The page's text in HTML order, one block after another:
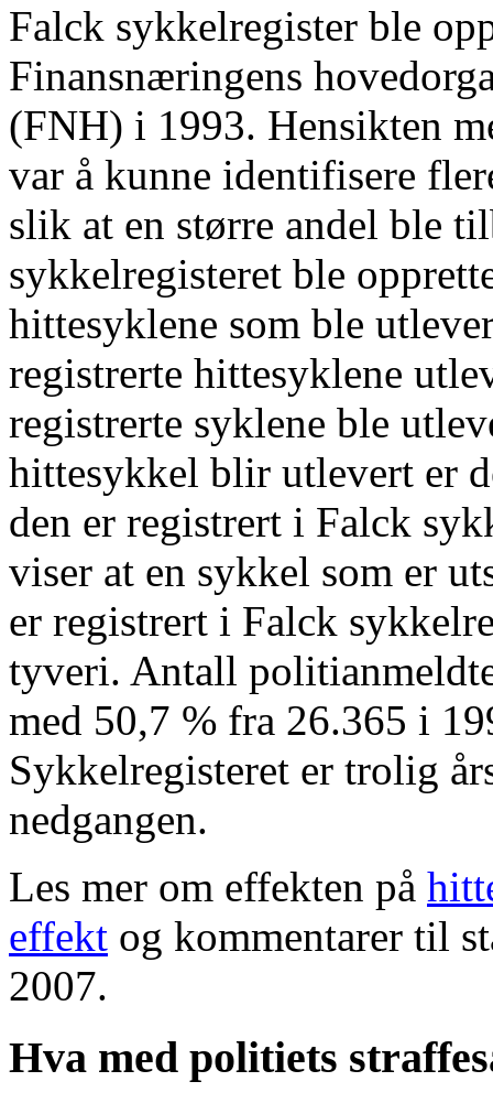
Falck sykkelregister ble
Finansnæringens
(FNH) i 1993. Hensikten
var å kunne identifisere
slik at en større andel ble
sykkelregisteret ble
hittesyklene som ble
registrerte hittesyklene
registrerte syklene ble
hittesykkel blir utlevert er
den er registrert i Falck
viser at en sykkel som er
er registrert i Falck
tyveri. Antall
med 50,7 % fra 26.365 i
Sykkelregisteret er trolig
nedgangen.
Les mer om effekten på
effekt og kommentarer til
2007.
Hva med politiets